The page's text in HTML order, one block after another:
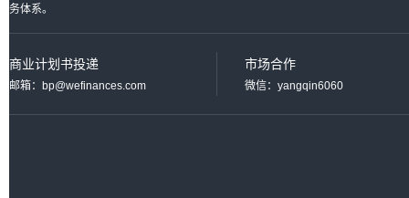
务体系。
商业计划书投递
邮箱：bp@wefinances.com
市场合作
微信：yangqin6060